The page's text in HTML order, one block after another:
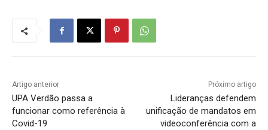
Artigo anterior
UPA Verdão passa a
funcionar como referência à
Covid-19
Próximo artigo
Lideranças defendem
unificação de mandatos em
videoconferência com a